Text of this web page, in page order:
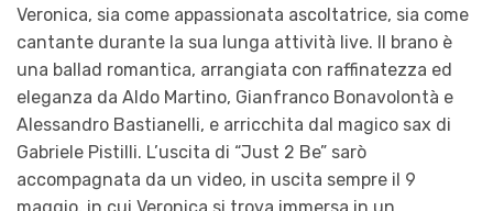
Veronica, sia come appassionata ascoltatrice, sia come
cantante durante la sua lunga attività live. Il brano è
una ballad romantica, arrangiata con raffinatezza ed
eleganza da Aldo Martino, Gianfranco Bonavolontà e
Alessandro Bastianelli, e arricchita dal magico sax di
Gabriele Pistilli. L’uscita di “Just 2 Be” sarò
accompagnata da un video, in uscita sempre il 9